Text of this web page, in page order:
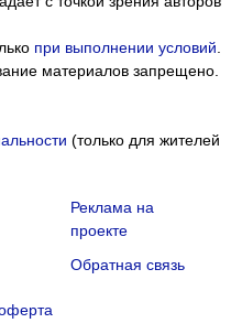
при выполнении условий.
материалов запрещено.
(только для жителей
Реклама на
проекте
Обратная связь